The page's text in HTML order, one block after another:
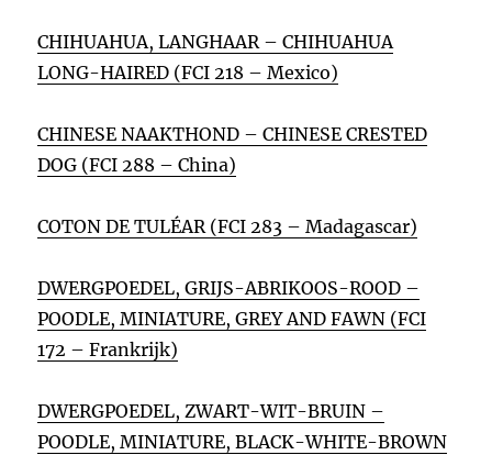
CHIHUAHUA, LANGHAAR – CHIHUAHUA
LONG-HAIRED (FCI 218 – Mexico)
CHINESE NAAKTHOND – CHINESE CRESTED
DOG (FCI 288 – China)
COTON DE TULÉAR (FCI 283 – Madagascar)
DWERGPOEDEL, GRIJS-ABRIKOOS-ROOD –
POODLE, MINIATURE, GREY AND FAWN (FCI
172 – Frankrijk)
DWERGPOEDEL, ZWART-WIT-BRUIN –
POODLE, MINIATURE, BLACK-WHITE-BROWN